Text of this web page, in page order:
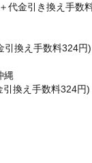
代金引き換え手数
引換え手数料324円)
縄
換え手数料324円)